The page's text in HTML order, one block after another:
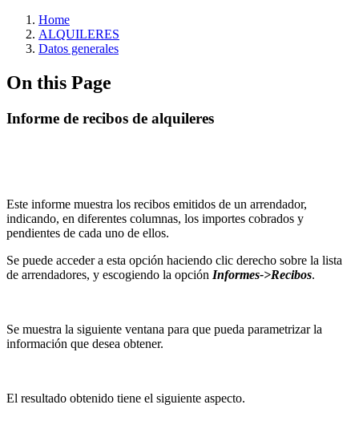
Home
ALQUILERES
Datos generales
On this Page
Informe de recibos de alquileres
Este informe muestra los recibos emitidos de un arrendador,
indicando, en diferentes columnas, los importes cobrados y
pendientes de cada uno de ellos.
Se puede acceder a esta opción haciendo clic derecho sobre la lista
de arrendadores, y escogiendo la opción Informes->Recibos.
Se muestra la siguiente ventana para que pueda parametrizar la
información que desea obtener.
El resultado obtenido tiene el siguiente aspecto.